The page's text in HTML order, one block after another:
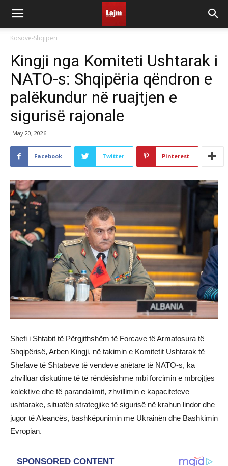
Kosovë-Shqipëri
Kingji nga Komiteti Ushtarak i
NATO-s: Shqipëria qëndron e
palëkundur në ruajtjen e
sigurisë rajonale
May 20, 2026
Facebook Twitter Pinterest
Shefi i Shtabit të Përgjithshëm të Forcave të Armatosura të
Shqipërisë, Arben Kingji, në takimin e Komitetit Ushtarak të
Shefave të Shtabeve të vendeve anëtare të NATO-s, ka
zhvilluar diskutime të të rëndësishme mbi forcimin e mbrojtjes
kolektive dhe të parandalimit, zhvillimin e kapaciteteve
ushtarake, situatën strategjike të sigurisë në krahun lindor dhe
jugor të Aleancës, bashkëpunimin me Ukrainën dhe Bashkimin
Evropian.